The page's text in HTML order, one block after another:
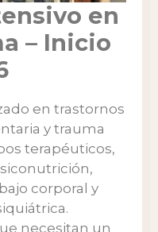
en
– Inicio
en trastornos
y trauma
terapéuticos,
corporal y
necesitan un